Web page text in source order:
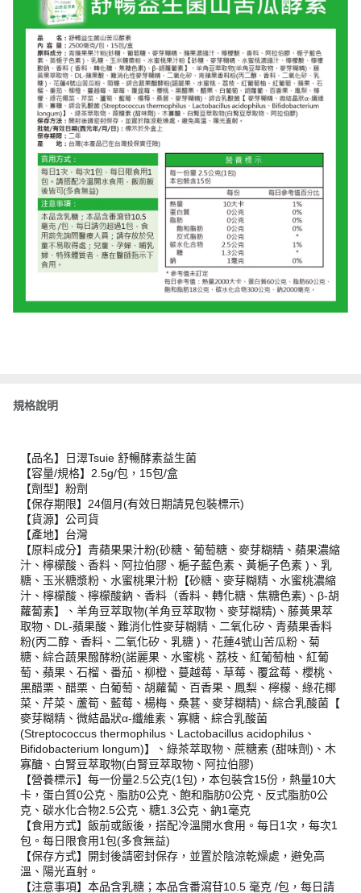
規格說明
【品名】日濢Tsuie 舒暢酵素益生菌
【容量/規格】2.5g/包，15包/盒
【劑型】粉劑
【保存期限】24個月(有效日期請見包裝標示)
【貨源】公司貨
【產地】台灣
【原料成分】青蘋果果汁粉(砂糖、葡萄糖、麥芽糊精、蘋果濃縮
汁、檸檬酸、香料、阿拉伯膠、梔子藍色素、黃梔子色素 )、乳
糖、玉米糖漿粉、水蜜桃果汁粉【砂糖、麥芽糊精、水蜜桃濃縮
汁、檸檬酸、檸檬酸鈉、香料（香料、轉化糖、焦糖色素)、β-胡
蘿蔔素】、羊角豆萃取物(羊角豆萃取物、麥芽糊精)、藤黃果萃
取物、DL-蘋果酸、難消化性麥芽糊精、二氧化矽、青蘋果香料
粉(丙二醇、香料、二氧化矽、乳糖 )、花蓮4號山苦瓜粉、菊
糖、綜合蔬果醱酵粉(諾麗果、水蜜桃、荔枝、紅葡萄柚、紅葡
萄、蘋果、石榴、番茄、柳橙、蔓越莓、草莓、覆盆莓、櫻桃、
黑醋栗、醋栗、白葡萄、胡蘿蔔、百香果、鳳梨、檸檬、綠花椰
菜、芹菜、蘆筍、藍莓、楊梅、桑葚、麥芽糊精)、綜合乳酸菌【
麥芽糊精、微結晶狀α-纖維素、寡糖、綜合乳酸菌
(Streptococcus thermophilus、Lactobacillus acidophilus、
Bifidobacterium longum)】、綠茶萃取物、蔗糖素 (甜味劑)、木
寡醣、白腎豆萃取物(白腎豆萃取物、阿拉伯膠)
【營養標示】每一份量2.5公克(1包)，本包裝含15份，熱量10大
卡，蛋白質0公克、脂肪0公克、飽和脂肪0公克、反式脂肪0公
克、碳水化合物2.5公克、糖1.3公克、鈉1毫克
【食用方式】飯前或飯後，搭配冷溫開水食用。每日1次，每次1
包。每日限食用1包(多食無益)
【保存方式】開封後請密封保存，並置於陰涼乾燥處，避免高
溫、陽光直射。
【注意事項】本品含乳糖；本品含番瀉苷10.5 毫克 /包，每日請